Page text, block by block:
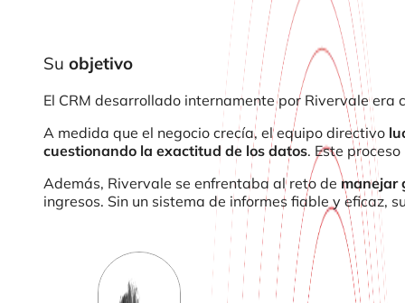
Su objetivo
El CRM desarrollado internamente por Rivervale
A medida que el negocio crecía, el equipo directivo
cuestionando la exactitud de los datos. Este
Además, Rivervale se enfrentaba al reto de manejar
ingresos. Sin un sistema de informes fiable y